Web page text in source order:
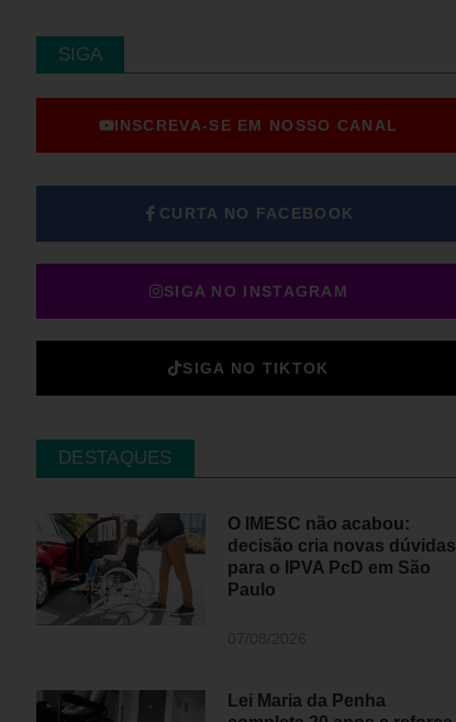
SIGA
INSCREVA-SE EM NOSSO CANAL
CURTA NO FACEBOOK
SIGA NO INSTAGRAM
SIGA NO TIKTOK
DESTAQUES
O IMESC não acabou:
decisão cria novas dúvidas
para o IPVA PcD em São
Paulo
Lei Maria da Penha